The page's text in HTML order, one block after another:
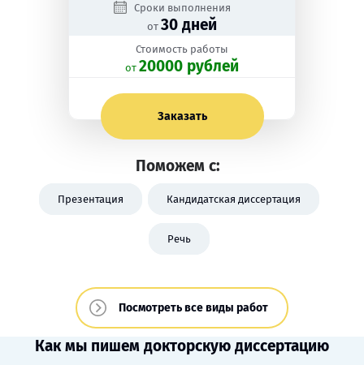
Сроки выполнения
от 30 дней
Стоимость работы
oт 20000 рублей
Заказать
Поможем с:
Презентация Кандидатская диссертация
Речь
Посмотреть все виды работ
Как мы пишем докторскую диссертацию